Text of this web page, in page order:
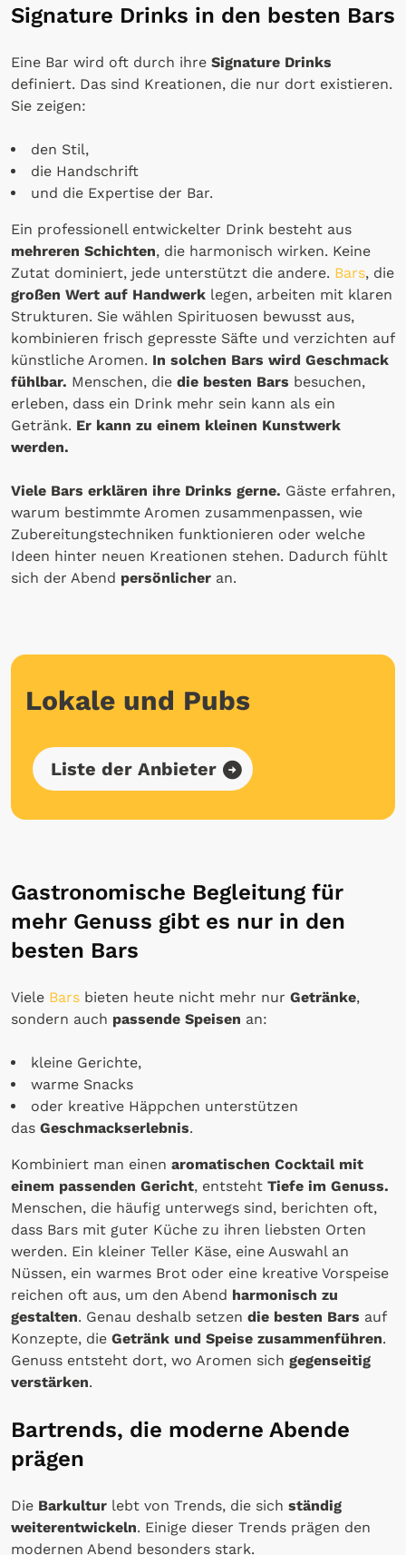
Signature Drinks in den besten Bars
Eine Bar wird oft durch ihre Signature Drinks
definiert. Das sind Kreationen, die nur dort existieren.
Sie zeigen:
den Stil,
die Handschrift
und die Expertise der Bar.
Ein professionell entwickelter Drink besteht aus
mehreren Schichten, die harmonisch wirken. Keine
Zutat dominiert, jede unterstützt die andere. Bars, die
großen Wert auf Handwerk legen, arbeiten mit klaren
Strukturen. Sie wählen Spirituosen bewusst aus,
kombinieren frisch gepresste Säfte und verzichten auf
künstliche Aromen. In solchen Bars wird Geschmack
fühlbar. Menschen, die die besten Bars besuchen,
erleben, dass ein Drink mehr sein kann als ein
Getränk. Er kann zu einem kleinen Kunstwerk
werden.
Viele Bars erklären ihre Drinks gerne. Gäste erfahren,
warum bestimmte Aromen zusammenpassen, wie
Zubereitungstechniken funktionieren oder welche
Ideen hinter neuen Kreationen stehen. Dadurch fühlt
sich der Abend persönlicher an.
Lokale und Pubs
Liste der Anbieter
Gastronomische Begleitung für
mehr Genuss gibt es nur in den
besten Bars
Viele Bars bieten heute nicht mehr nur Getränke,
sondern auch passende Speisen an:
kleine Gerichte,
warme Snacks
oder kreative Häppchen unterstützen
das Geschmackserlebnis.
Kombiniert man einen aromatischen Cocktail mit
einem passenden Gericht, entsteht Tiefe im Genuss.
Menschen, die häufig unterwegs sind, berichten oft,
dass Bars mit guter Küche zu ihren liebsten Orten
werden. Ein kleiner Teller Käse, eine Auswahl an
Nüssen, ein warmes Brot oder eine kreative Vorspeise
reichen oft aus, um den Abend harmonisch zu
gestalten. Genau deshalb setzen die besten Bars auf
Konzepte, die Getränk und Speise zusammenführen.
Genuss entsteht dort, wo Aromen sich gegenseitig
verstärken.
Bartrends, die moderne Abende
prägen
Die Barkultur lebt von Trends, die sich ständig
weiterentwickeln. Einige dieser Trends prägen den
modernen Abend besonders stark.